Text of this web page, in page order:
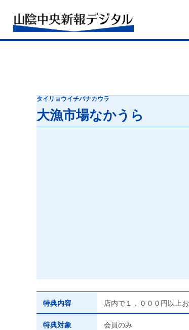
タイリョウイチバナカウラ
大漁市場なかうら
特典内容 店内で１，０００円以上
特典対象 会員のみ